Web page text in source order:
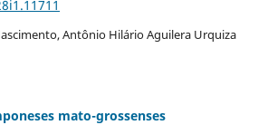
Antônio Hilário Aguilera Urquiza
mato-grossenses